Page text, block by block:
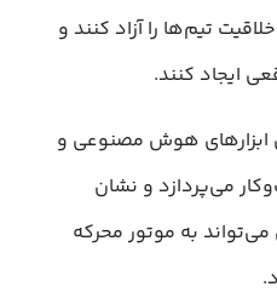
تیم‌ها را آزاد کنند و
ایجاد کنند.
ابزارهای هوش مصنوعی و
می‌پردازد و نشان
به موتور محرکه